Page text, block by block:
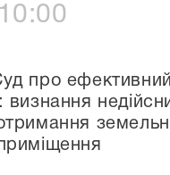
про
визнання